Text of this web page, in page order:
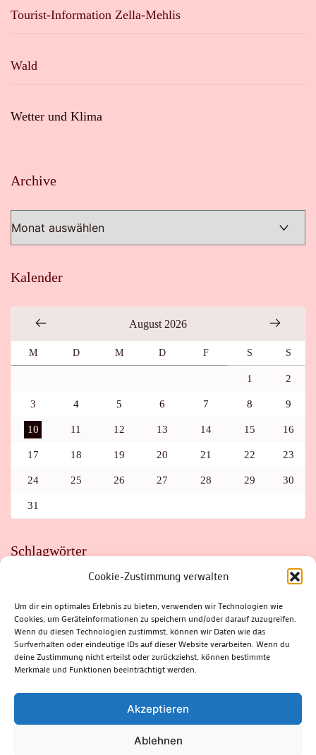
Cookie-Zustimmung verwalten
Um dir ein optimales Erlebnis zu bieten, verwenden wir Technologien wie
Cookies, um Geräteinformationen zu speichern und/oder darauf zuzugreifen.
Wenn du diesen Technologien zustimmst, können wir Daten wie das
Surfverhalten oder eindeutige IDs auf dieser Website verarbeiten. Wenn du
deine Zustimmung nicht erteilst oder zurückziehst, können bestimmte
Merkmale und Funktionen beeinträchtigt werden.
Akzeptieren
Ablehnen
Tourist-Information Zella-Mehlis
Wald
Wetter und Klima
Archive
Kalender
August 2026
M D M D F S S
1 2
3 4 5 6 7 8 9
10 11 12 13 14 15 16
17 18 19 20 21 22 23
24 25 26 27 28 29 30
31
Schlagwörter
FAHRRAD
FLOHMARKT FOLK GEWINNSPIEL
HITZE
HITZEFALLE AUTO
IRISH DANCE JAZZ
KABARETT
KINDER
KIRMES KLASSIK
KLEINE SUHLER REIHE
KRIMI
KULTUR LESUNG LOTTO
MEININGEN
PARASITEN
PILZE SCHLEUSINGEN
SCHULWEG
SOMMERFERIEN
SPORT SRH
STADTFEST
STADTMARKETING
STRASSENSPERRUNG
SUHL
SUHLER FRÜHLING
SUHLER STADTMARKETING
THÜRINGER WALD
ZELLA-MEHLIS